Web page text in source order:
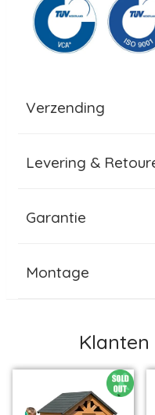
Verzending
Levering &
Garantie
Montage